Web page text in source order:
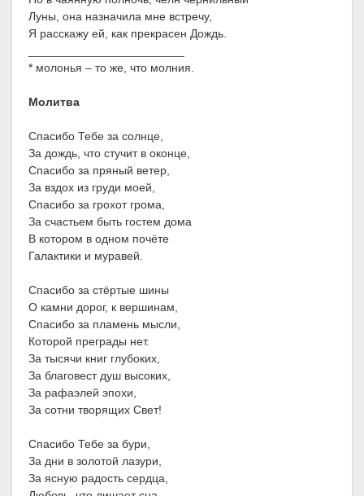
Луны, она назначила мне встречу,
Я расскажу ей, как прекрасен Дождь.
* молонья – то же, что молния.
Молитва
Спасибо Тебе за солнце,
За дождь, что стучит в оконце,
Спасибо за пряный ветер,
За вздох из груди моей,
Спасибо за грохот грома,
За счастьем быть гостем дома
В котором в одном почёте
Галактики и муравей.
Спасибо за стёртые шины
О камни дорог, к вершинам,
Спасибо за пламень мысли,
Которой преграды нет.
За тысячи книг глубоких,
За благовест душ высоких,
За рафаэлей эпохи,
За сотни творящих Свет!
Спасибо Тебе за бури,
За дни в золотой лазури,
За ясную радость сердца,